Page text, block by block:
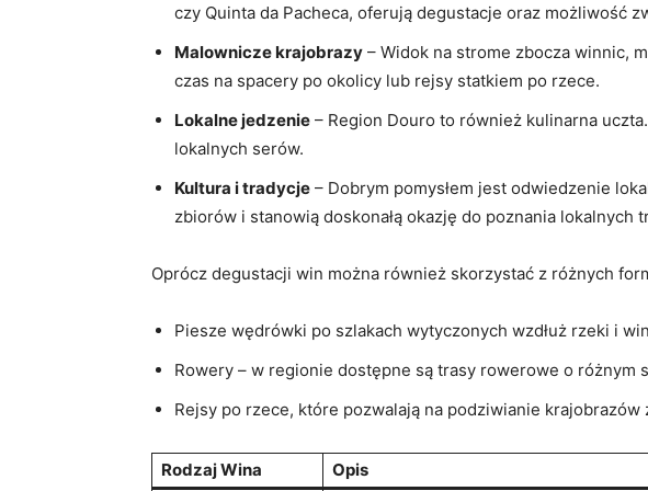
czy Quinta da ⁢Pacheca, oferują degustacje ‌oraz⁢ możliwość
Malownicze‍ krajobrazy – Widok na ‌strome zbocza winnic,
czas na spacery‍ po okolicy lub⁢ rejsy⁢ statkiem po rzece.
Lokalne ⁢jedzenie – Region Douro to również kulinarna
lokalnych serów.
Kultura i tradycje – Dobrym pomysłem ​jest odwiedzenie
zbiorów‌ i stanowią doskonałą ⁢okazję do poznania ⁢lokalnych‌
Oprócz degustacji win można również ​skorzystać z ⁣różnych
Piesze wędrówki po ‍szlakach​ wytyczonych wzdłuż ⁢rzeki i
Rowery ​–​ w⁢ regionie​ dostępne są trasy rowerowe o ⁤różnym
Rejsy​ po ‍rzece, ‍które ⁢pozwalają na podziwianie krajobrazów
Rodzaj Wina Opis